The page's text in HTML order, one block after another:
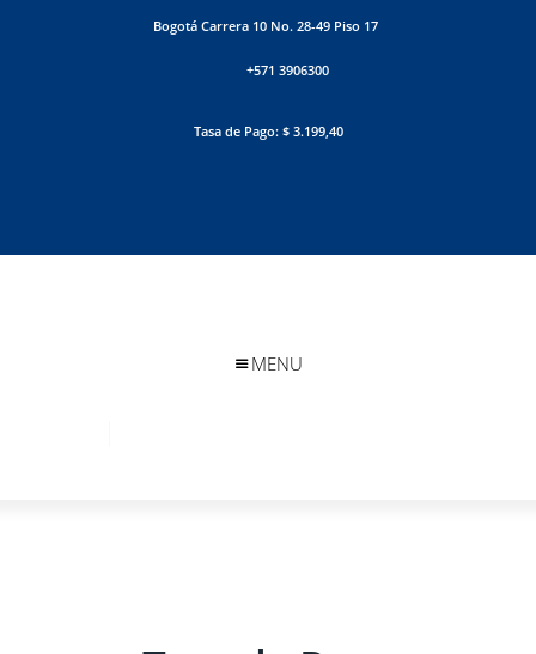
Bogotá Carrera 10 No. 28-49 Piso 17
+571 3906300
Tasa de Pago: $ 3.199,40
MENU